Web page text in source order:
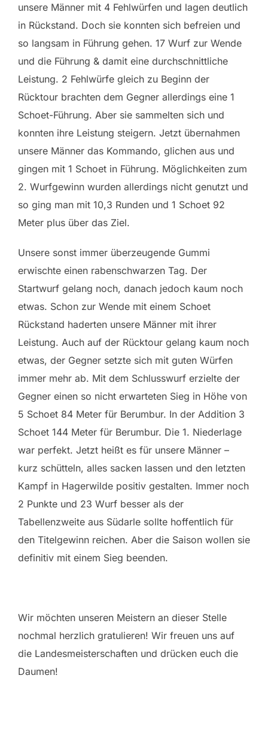
unsere Männer mit 4 Fehlwürfen und lagen deutlich
in Rückstand. Doch sie konnten sich befreien und
so langsam in Führung gehen. 17 Wurf zur Wende
und die Führung & damit eine durchschnittliche
Leistung. 2 Fehlwürfe gleich zu Beginn der
Rücktour brachten dem Gegner allerdings eine 1
Schoet-Führung. Aber sie sammelten sich und
konnten ihre Leistung steigern. Jetzt übernahmen
unsere Männer das Kommando, glichen aus und
gingen mit 1 Schoet in Führung. Möglichkeiten zum
2. Wurfgewinn wurden allerdings nicht genutzt und
so ging man mit 10,3 Runden und 1 Schoet 92
Meter plus über das Ziel.
Unsere sonst immer überzeugende Gummi
erwischte einen rabenschwarzen Tag. Der
Startwurf gelang noch, danach jedoch kaum noch
etwas. Schon zur Wende mit einem Schoet
Rückstand haderten unsere Männer mit ihrer
Leistung. Auch auf der Rücktour gelang kaum noch
etwas, der Gegner setzte sich mit guten Würfen
immer mehr ab. Mit dem Schlusswurf erzielte der
Gegner einen so nicht erwarteten Sieg in Höhe von
5 Schoet 84 Meter für Berumbur. In der Addition 3
Schoet 144 Meter für Berumbur. Die 1. Niederlage
war perfekt. Jetzt heißt es für unsere Männer –
kurz schütteln, alles sacken lassen und den letzten
Kampf in Hagerwilde positiv gestalten. Immer noch
2 Punkte und 23 Wurf besser als der
Tabellenzweite aus Südarle sollte hoffentlich für
den Titelgewinn reichen. Aber die Saison wollen sie
definitiv mit einem Sieg beenden.
Wir möchten unseren Meistern an dieser Stelle
nochmal herzlich gratulieren! Wir freuen uns auf
die Landesmeisterschaften und drücken euch die
Daumen!